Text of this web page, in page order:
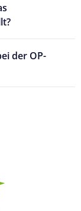
der OP-